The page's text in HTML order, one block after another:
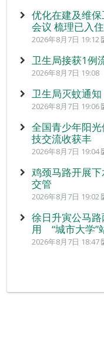
优化在建及维
会议 梳理已入
2026年8月7日 19:12
卫生局接获1例
2026年8月7日 19:08
卫生局灭蚊通知
2026年8月7日 19:06
全国青少年阳
技交流收获丰
2026年8月7日 19:04
鸡颈马路开展
交管
2026年8月7日 19:02
徐日升寅公马
用 “城市大学”
2026年8月7日 18:47